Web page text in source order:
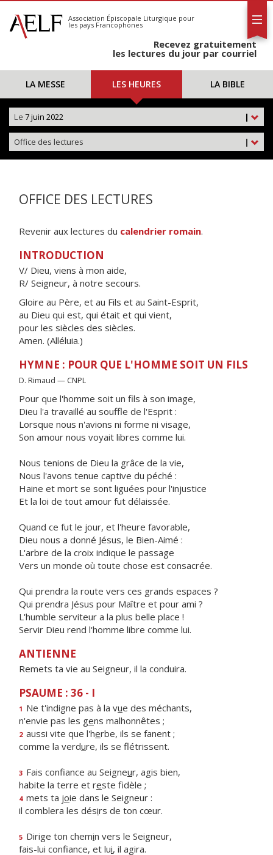
S'abonner
Calendrier
Association Épiscopale Liturgique pour
les pays Francophones
Recevez gratuitement
les lectures du jour par courriel
LA MESSE LES HEURES LA BIBLE
|
Le 7 juin 2022
|
Office des lectures
OFFICE DES LECTURES
Revenir aux lectures du calendrier romain.
INTRODUCTION
V/ Dieu, viens à mon aide,
R/ Seigneur, à notre secours.
Gloire au Père, et au Fils et au Saint-Esprit,
au Dieu qui est, qui était et qui vient,
pour les siècles des siècles.
Amen. (Alléluia.)
HYMNE : POUR QUE L'HOMME SOIT UN FILS
D. Rimaud — CNPL
Pour que l'homme soit un fils à son image,
Dieu l'a travaillé au souffle de l'Esprit :
Lorsque nous n'avions ni forme ni visage,
Son amour nous voyait libres comme lui.
Nous tenions de Dieu la grâce de la vie,
Nous l'avons tenue captive du péché :
Haine et mort se sont liguées pour l'injustice
Et la loi de tout amour fut délaissée.
Quand ce fut le jour, et l'heure favorable,
Dieu nous a donné Jésus, le Bien-Aimé :
L'arbre de la croix indique le passage
Vers un monde où toute chose est consacrée.
Qui prendra la route vers ces grands espaces ?
Qui prendra Jésus pour Maître et pour ami ?
L'humble serviteur a la plus belle place !
Servir Dieu rend l'homme libre comme lui.
ANTIENNE
Remets ta vie au Seigneur, il la conduira.
PSAUME : 36 - I
1 Ne t'indigne pas à la vue des méchants,
n'envie pas les gens malhonnêtes ;
2 aussi vite que l'herbe, ils se fanent ;
comme la verdure, ils se flétrissent.
3 Fais confiance au Seigneur, agis bien,
habite la terre et reste fidèle ;
4 mets ta joie dans le Seigneur :
il comblera les désirs de ton cœur.
5 Dirige ton chemin vers le Seigneur,
fais-lui confiance, et lui, il agira.